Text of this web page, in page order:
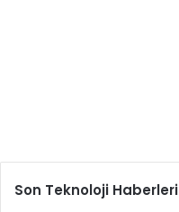
Son Teknoloji Haberleri